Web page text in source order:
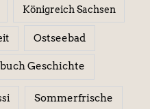
Königreich Sachsen
Ostseebad
Geschichte
Sommerfrische